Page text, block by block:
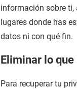
información sobre ti,
lugares donde has
datos ni con qué fin.
Eliminar lo
Para recuperar tu